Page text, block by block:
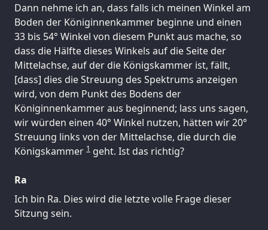
Dann nehme ich an, dass falls ich meinen Winkel am
Boden der Königinnenkammer beginne und einen
33 bis 54° Winkel von diesem Punkt aus mache, so
dass die Hälfte dieses Winkels auf die Seite der
Mittelachse, auf der die Königskammer ist, fällt,
[dass] dies die Streuung des Spektrums anzeigen
wird, von dem Punkt des Bodens der
Königinnenkammer aus beginnend; lass uns sagen,
wir würden einen 40° Winkel nutzen, hätten wir 20°
Streuung links von der Mittelachse, die durch die
Königskammer 1 geht. Ist das richtig?
Ra
Ich bin Ra. Dies wird die letzte volle Frage dieser
Sitzung sein.